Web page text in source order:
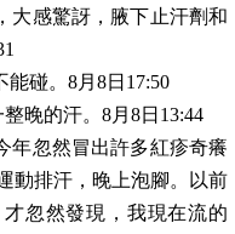
感驚訝，腋下止汗劑和
碰。8月8日17:50
晚的汗。8月8日13:44
忽然冒出許多紅疹奇癢
動排汗，晚上泡腳。以前
忽然發現，我現在流的